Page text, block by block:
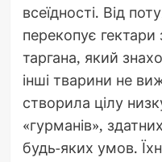
всеїдності. Від
перекопує гектари
таргана, який
інші тварини не
створила цілу
«гурманів»,
будь-яких умов.